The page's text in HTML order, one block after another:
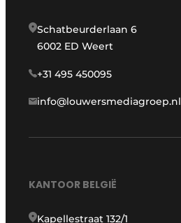
Schatbeurderlaan 6
6002 ED Weert
+31 495 450095
info@louwersmediagroep.nl
KANTOOR BELGIË
Kapellestraat 132/1